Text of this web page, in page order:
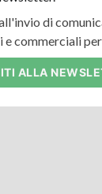
di
e commerciali
ALLA